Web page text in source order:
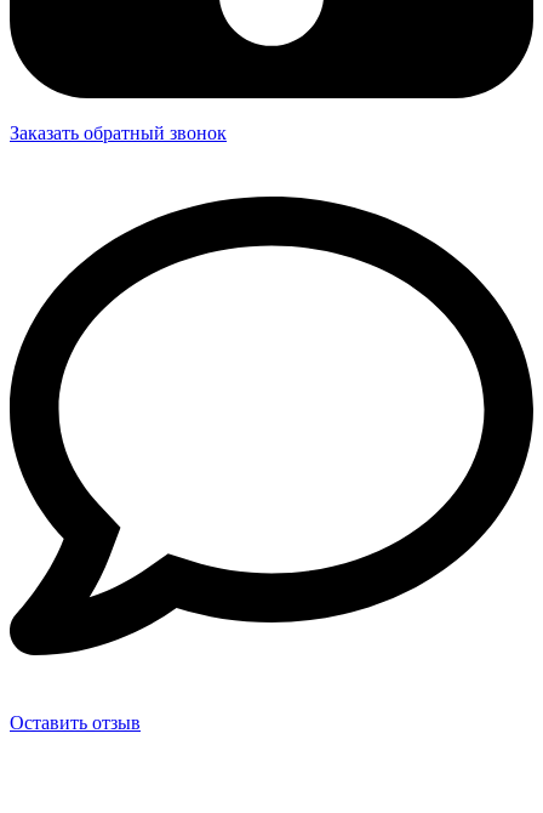
Заказать обратный звонок
Оставить отзыв